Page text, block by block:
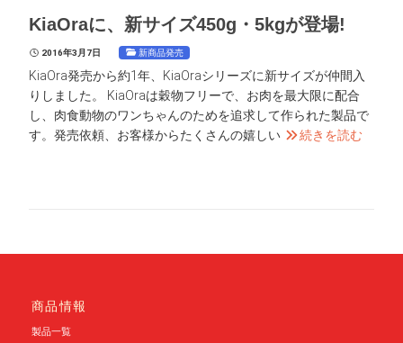
KiaOraに、新サイズ450g・5kgが登場!
2016年3月7日 新商品発売
KiaOra発売から約1年、KiaOraシリーズに新サイズが仲間入
りしました。 KiaOraは穀物フリーで、お肉を最大限に配合
し、肉食動物のワンちゃんのためを追求して作られた製品で
す。発売依頼、お客様からたくさんの嬉しい
続きを読む
商品情報
製品一覧